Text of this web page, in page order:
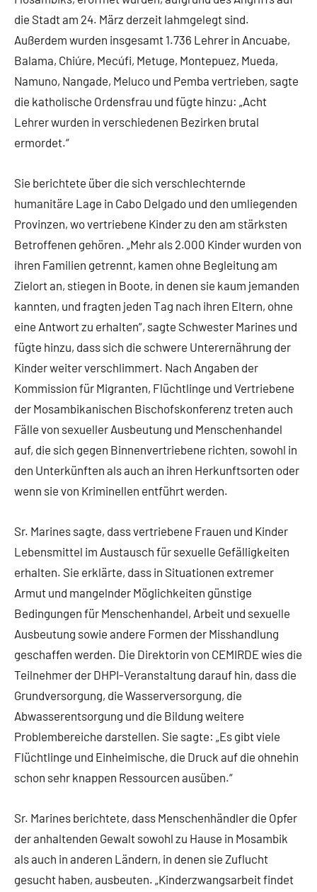
die Stadt am 24. März derzeit lahmgelegt sind.
Außerdem wurden insgesamt 1.736 Lehrer in Ancuabe,
Balama, Chiúre, Mecúfi, Metuge, Montepuez, Mueda,
Namuno, Nangade, Meluco und Pemba vertrieben, sagte
die katholische Ordensfrau und fügte hinzu: „Acht
Lehrer wurden in verschiedenen Bezirken brutal
ermordet.“
Sie berichtete über die sich verschlechternde
humanitäre Lage in Cabo Delgado und den umliegenden
Provinzen, wo vertriebene Kinder zu den am stärksten
Betroffenen gehören. „Mehr als 2.000 Kinder wurden von
ihren Familien getrennt, kamen ohne Begleitung am
Zielort an, stiegen in Boote, in denen sie kaum jemanden
kannten, und fragten jeden Tag nach ihren Eltern, ohne
eine Antwort zu erhalten“, sagte Schwester Marines und
fügte hinzu, dass sich die schwere Unterernährung der
Kinder weiter verschlimmert. Nach Angaben der
Kommission für Migranten, Flüchtlinge und Vertriebene
der Mosambikanischen Bischofskonferenz treten auch
Fälle von sexueller Ausbeutung und Menschenhandel
auf, die sich gegen Binnenvertriebene richten, sowohl in
den Unterkünften als auch an ihren Herkunftsorten oder
wenn sie von Kriminellen entführt werden.
Sr. Marines sagte, dass vertriebene Frauen und Kinder
Lebensmittel im Austausch für sexuelle Gefälligkeiten
erhalten. Sie erklärte, dass in Situationen extremer
Armut und mangelnder Möglichkeiten günstige
Bedingungen für Menschenhandel, Arbeit und sexuelle
Ausbeutung sowie andere Formen der Misshandlung
geschaffen werden. Die Direktorin von CEMIRDE wies die
Teilnehmer der DHPI-Veranstaltung darauf hin, dass die
Grundversorgung, die Wasserversorgung, die
Abwasserentsorgung und die Bildung weitere
Problembereiche darstellen. Sie sagte: „Es gibt viele
Flüchtlinge und Einheimische, die Druck auf die ohnehin
schon sehr knappen Ressourcen ausüben.“
Sr. Marines berichtete, dass Menschenhändler die Opfer
der anhaltenden Gewalt sowohl zu Hause in Mosambik
als auch in anderen Ländern, in denen sie Zuflucht
gesucht haben, ausbeuten. „Kinderzwangsarbeit findet